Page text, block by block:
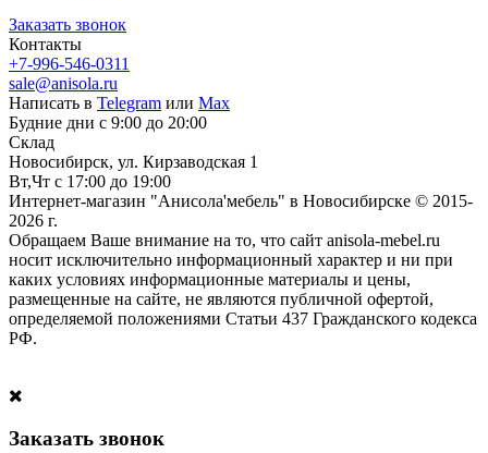
Заказать звонок
Контакты
+7-996-546-0311
sale@anisola.ru
Написать в Telegram или Max
Будние дни с 9:00 до 20:00
Склад
Новосибирск, ул. Кирзаводская 1
Вт,Чт с 17:00 до 19:00
Интернет-магазин "Анисола'мебель" в Новосибирске © 2015-
2026 г.
Обращаем Ваше внимание на то, что сайт anisola-mebel.ru
носит исключительно информационный характер и ни при
каких условиях информационные материалы и цены,
размещенные на сайте, не являются публичной офертой,
определяемой положениями Статьи 437 Гражданского кодекса
РФ.
Заказать звонок